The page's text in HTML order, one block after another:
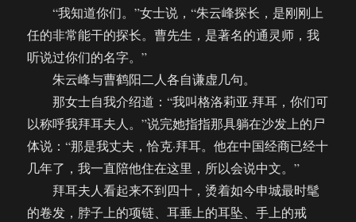
“我知道你们。”女士说，“朱云峰探长，是刚刚上
任的非常能干的探长。曹先生，是著名的通灵师，我
听说过你们的名字。”
朱云峰与曹鹤阳二人各自谦虚几句。
那女士自我介绍道：“我叫格洛莉亚·拜耳，你们可
以称呼我拜耳夫人。”说完她指指那具躺在沙发上的尸
体说：“那是我丈夫，恰克·拜耳。他在中国经商已经十
几年了，我一直陪他住在这里，所以会说中文。”
拜耳夫人看起来不到四十，烫着如今申城最时髦
的卷发，脖子上的项链、耳垂上的耳坠、手上的戒